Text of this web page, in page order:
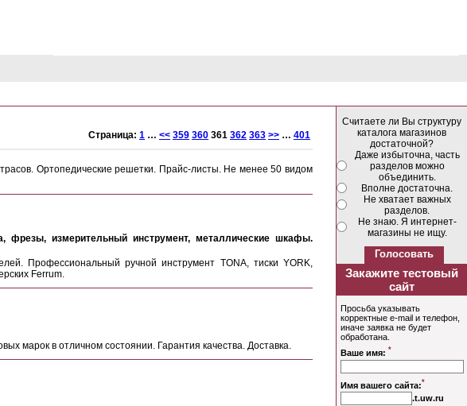
Считаете ли Вы структуру
каталога магазинов
достаточной?
Даже избыточна, часть
разделов можно
объединить.
Вполне достаточна.
Не хватает важных
разделов.
Не знаю. Я интернет-
магазины не ищу.
Страница: 1 … << 359 360 361 362 363 >> … 401
Ортопедические решетки. Прайс-листы. Не менее 50 видом
измерительный инструмент, металлические шкафы.
Профессиональный ручной инструмент TONA, тиски YORK,
Ferrum.
марок в отличном состоянии. Гарантия качества. Доставка.